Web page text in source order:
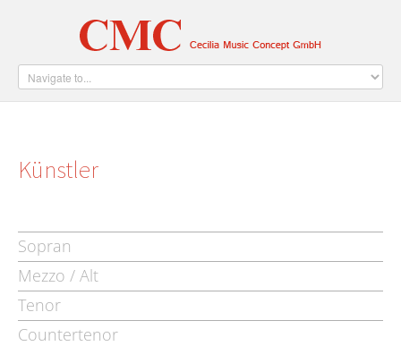
Home
Künstler
Verlag
Über Uns
Künstler
Sopran
Mezzo / Alt
Tenor
Countertenor